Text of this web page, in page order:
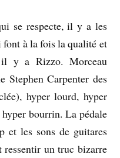
se respecte, il y a les
à la fois la qualité et
y a Rizzo. Morceau
Carpenter des
hyper lourd, hyper
bourrin. La pédale
et les sons de guitares
ressentir un truc bizarre